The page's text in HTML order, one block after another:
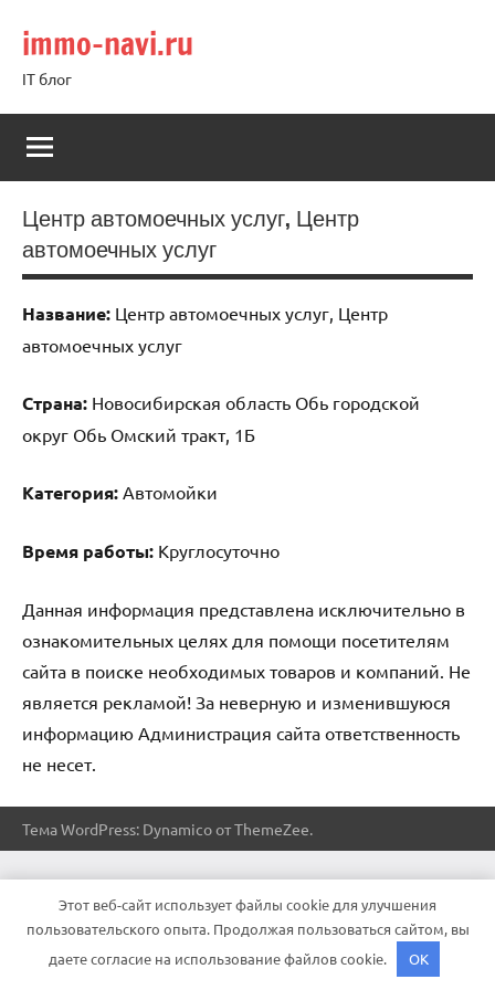
содержимому
immo-navi.ru
IT блог
Центр автомоечных услуг, Центр
автомоечных услуг
Название: Центр автомоечных услуг, Центр
автомоечных услуг
Страна: Новосибирская область Обь городской
округ Обь Омский тракт, 1Б
Категория: Автомойки
Время работы: Круглосуточно
Данная информация представлена исключительно в
ознакомительных целях для помощи посетителям
сайта в поиске необходимых товаров и компаний. Не
является рекламой! За неверную и изменившуюся
информацию Администрация сайта ответственность
не несет.
Тема WordPress: Dynamico от ThemeZee.
Этот веб-сайт использует файлы cookie для улучшения
пользовательского опыта. Продолжая пользоваться сайтом, вы
даете согласие на использование файлов cookie.
OK